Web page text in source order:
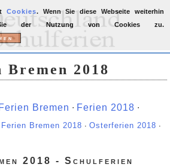
2018
Ferien Bremen ∙ Ferien 2018 ∙
Ferien Bremen 2018 ∙ Osterferien 2018 ∙
2018 - Schulferien
Cookies. Wenn Sie diese Webseite weiterhin
Sie der Nutzung von Cookies zu.